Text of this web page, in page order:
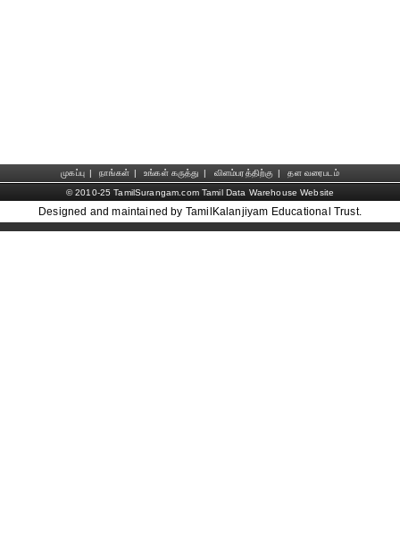
முகப்பு | நாங்கள் | உங்கள் கருத்து | விளம்பரத்திற்கு |
தள வரைபடம்
© 2010-25 TamilSurangam.com Tamil Data Warehouse Website
Designed and maintained by TamilKalanjiyam Educational Trust.